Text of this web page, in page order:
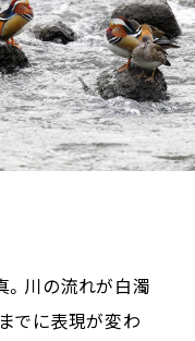
。川の流れが白濁
でに表現が変わ